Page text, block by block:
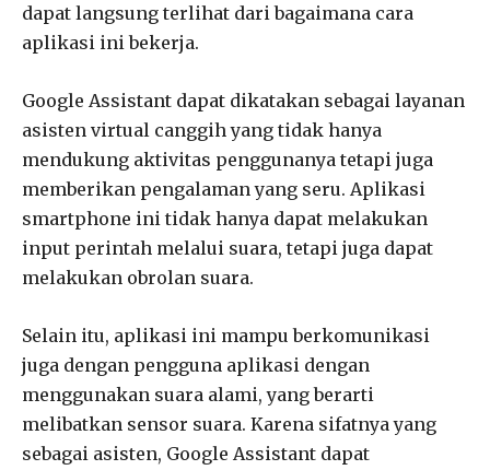
dapat langsung terlihat dari bagaimana cara
aplikasi ini bekerja.
Google Assistant dapat dikatakan sebagai layanan
asisten virtual canggih yang tidak hanya
mendukung aktivitas penggunanya tetapi juga
memberikan pengalaman yang seru. Aplikasi
smartphone ini tidak hanya dapat melakukan
input perintah melalui suara, tetapi juga dapat
melakukan obrolan suara.
Selain itu, aplikasi ini mampu berkomunikasi
juga dengan pengguna aplikasi dengan
menggunakan suara alami, yang berarti
melibatkan sensor suara. Karena sifatnya yang
sebagai asisten, Google Assistant dapat